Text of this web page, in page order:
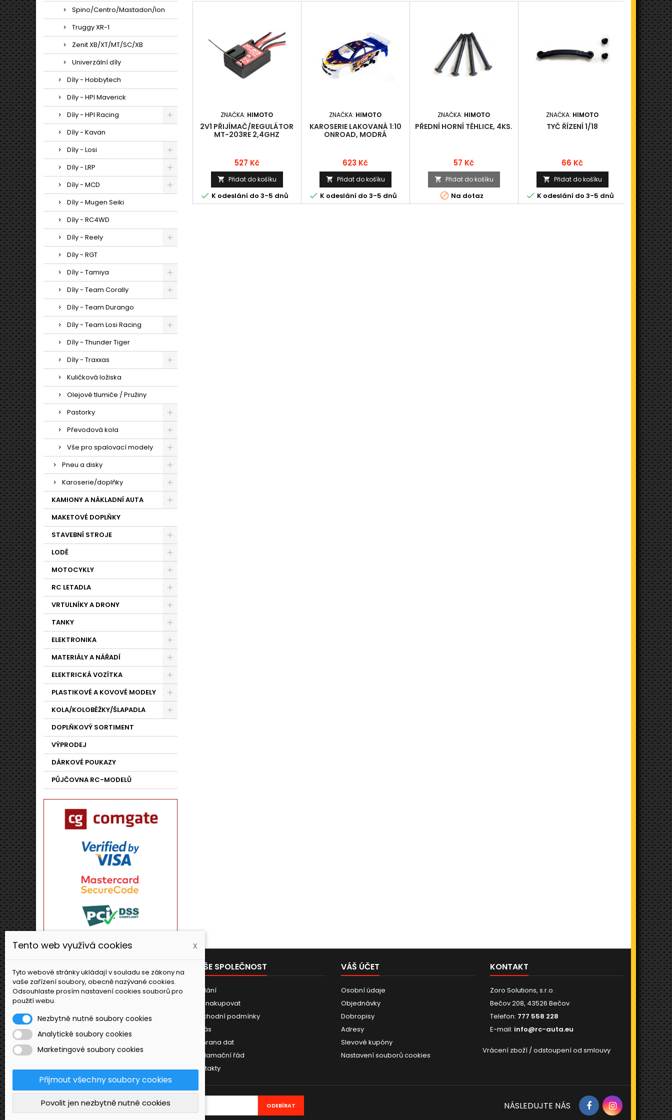
Spino/Centro/Mastadon/Ion
Truggy XR-1
Zenit XB/XT/MT/SC/XB
Univerzální díly
Díly - Hobbytech
Díly - HPI Maverick
Díly - HPI Racing
Díly - Kavan
Díly - Losi
Díly - LRP
Díly - MCD
Díly - Mugen Seiki
Díly - RC4WD
Díly - Reely
Díly - RGT
Díly - Tamiya
Díly - Team Corally
Díly - Team Durango
Díly - Team Losi Racing
Díly - Thunder Tiger
Díly - Traxxas
Kuličková ložiska
Olejové tlumiče / Pružiny
Pastorky
Převodová kola
Vše pro spalovací modely
Pneu a disky
Karoserie/doplňky
KAMIONY A NÁKLADNÍ AUTA
MAKETOVÉ DOPLŇKY
STAVEBNÍ STROJE
LODĚ
MOTOCYKLY
RC LETADLA
VRTULNÍKY A DRONY
TANKY
ELEKTRONIKA
MATERIÁLY A NÁŘADÍ
ELEKTRICKÁ VOZÍTKA
PLASTIKOVÉ A KOVOVÉ MODELY
KOLA/KOLOBĚŽKY/ŠLAPADLA
DOPLŇKOVÝ SORTIMENT
VÝPRODEJ
DÁRKOVÉ POUKAZY
PŮJČOVNA RC-MODELŮ
ZNAČKA: HIMOTO
2V1 PŘIJÍMAČ/REGULÁTOR
MT-203RE 2,4GHZ
Cena
527 Kč
 Přidat do košíku
 K odeslání do 3-5 dnů
ZNAČKA: HIMOTO
KAROSERIE LAKOVANÁ 1:10
ONROAD, MODRÁ
Cena
623 Kč
 Přidat do košíku
 K odeslání do 3-5 dnů
ZNAČKA: HIMOTO
PŘEDNÍ HORNÍ TĚHLICE, 4KS.
Cena
57 Kč
 Přidat do košíku
 Na dotaz
ZNAČKA: HIMOTO
TYČ ŘÍZENÍ 1/18
Cena
66 Kč
 Přidat do košíku
 K odeslání do 3-5 dnů
KRYT


PRODUKTY
Novinky
NAŠE SPOLEČNOST
Dodání
Jak nakupovat
Obchodní podmínky
O nás
Ochrana dat
Reklamační řád
Kontakty
VÁŠ ÚČET
Osobní údaje
Objednávky
Dobropisy
Adresy
Slevové kupóny
Nastavení souborů cookies
KONTAKT
Zoro Solutions, s.r.o.
Bečov 208, 43526 Bečov
Telefon: 777 558 228
E-mail: info@rc-auta.eu
Vrácení zboží / odstoupení od smlouvy
ODBĚR NOVINEK NÁSLEDUJTE NÁS
Tento web využívá cookies x
Tyto webové stránky ukládají v souladu se zákony na
vaše zařízení soubory, obecně nazývané cookies.
Odsouhlaste prosím nastavení cookies souborů pro
použití webu.
Nezbytně nutné soubory cookies
Analytické soubory cookies
Marketingové soubory cookies
Přijmout všechny soubory cookies
Povolit jen nezbytně nutné cookies